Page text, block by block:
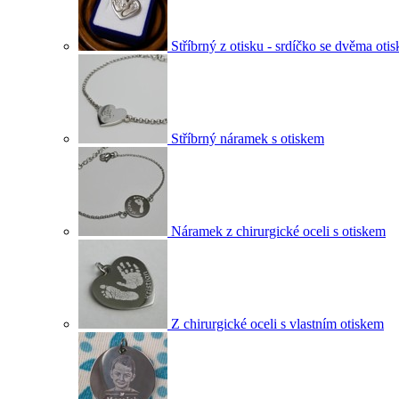
Stříbrný z otisku - srdíčko se dvěma
Stříbrný náramek s otiskem
Náramek z chirurgické oceli s otiskem
Z chirurgické oceli s vlastním otiskem